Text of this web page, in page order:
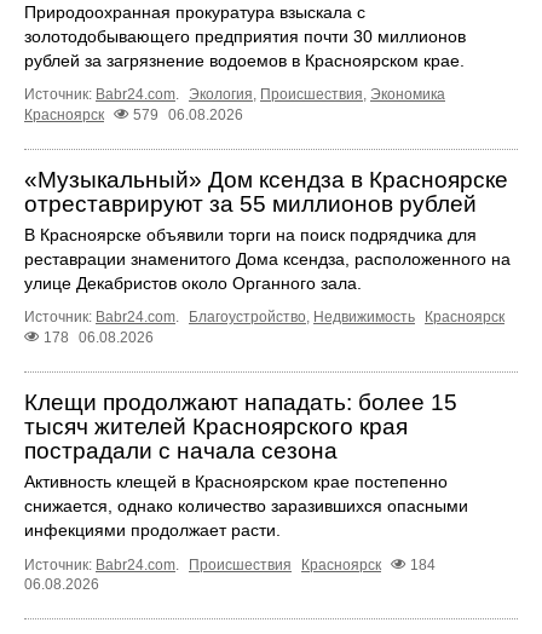
Природоохранная прокуратура взыскала с
золотодобывающего предприятия почти 30 миллионов
рублей за загрязнение водоемов в Красноярском крае.
Источник: Babr24.com Экология Происшествия Экономика
Красноярск
579 06.08.2026
«Музыкальный» Дом ксендза в Красноярске
отреставрируют за 55 миллионов рублей
В Красноярске объявили торги на поиск подрядчика для
реставрации знаменитого Дома ксендза, расположенного на
улице Декабристов около Органного зала.
Источник: Babr24.com Благоустройство Недвижимость
Красноярск
178
06.08.2026
Клещи продолжают нападать: более 15
тысяч жителей Красноярского края
пострадали с начала сезона
Активность клещей в Красноярском крае постепенно
снижается, однако количество заразившихся опасными
инфекциями продолжает расти.
Источник: Babr24.com. Происшествия Красноярск
184
06.08.2026